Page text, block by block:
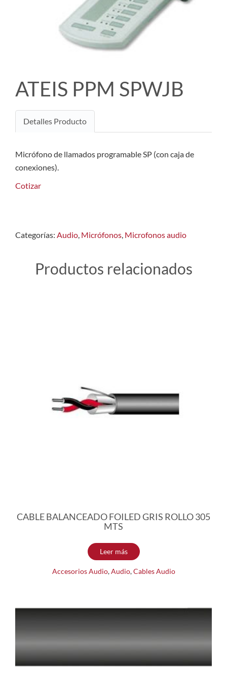
ATEIS PPM SPWJB
Detalles Producto
Micrófono de llamados programable SP (con caja de
conexiones).
Cotizar
Categorías: Audio, Micrófonos, Microfonos audio
Productos relacionados
CABLE BALANCEADO FOILED GRIS ROLLO 305
MTS
Leer más
Accesorios Audio,Audio,Cables Audio